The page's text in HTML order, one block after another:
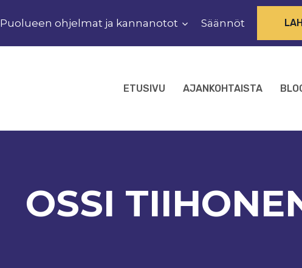
Puolueen ohjelmat ja kannanotot Säännöt
ETUSIVU AJANKOHTAISTA
OSSI